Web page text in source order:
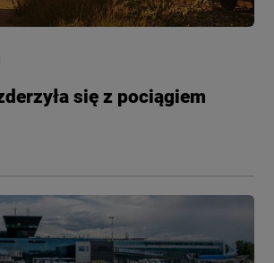
się z pociągiem